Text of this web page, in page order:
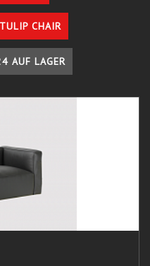
TULIP CHAIR
AUF LAGER